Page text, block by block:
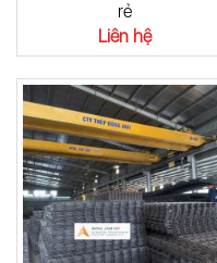
rẻ
Liên hệ